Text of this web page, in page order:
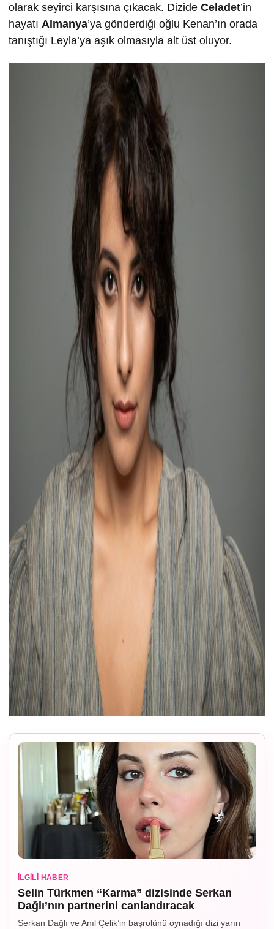
olarak seyirci karşısına çıkacak. Dizide Celadet’in
hayatı Almanya’ya gönderdiği oğlu Kenan’ın orada
tanıştığı Leyla’ya aşık olmasıyla alt üst oluyor.
İLGILI HABER
Selin Türkmen “Karma” dizisinde Serkan
Dağlı’nın partnerini canlandıracak
Serkan Dağlı ve Anıl Çelik’in başrolünü oynadığı dizi yarın